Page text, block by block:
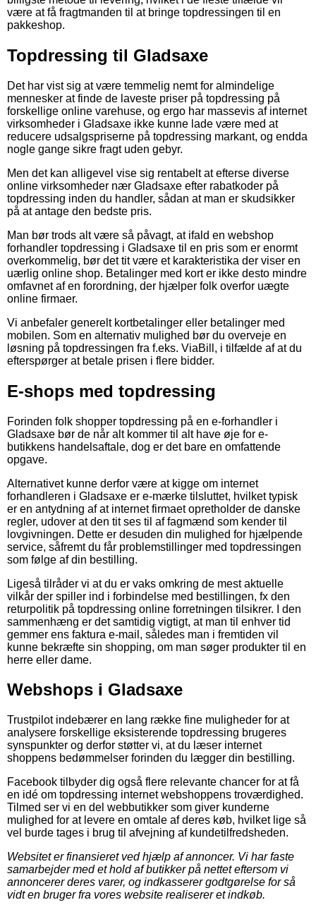
være at få fragtmanden til at bringe topdressingen til en
pakkeshop.
Topdressing til Gladsaxe
Det har vist sig at være temmelig nemt for almindelige
mennesker at finde de laveste priser på topdressing på
forskellige online varehuse, og ergo har massevis af internet
virksomheder i Gladsaxe ikke kunne lade være med at
reducere udsalgspriserne på topdressing markant, og endda
nogle gange sikre fragt uden gebyr.
Men det kan alligevel vise sig rentabelt at efterse diverse
online virksomheder nær Gladsaxe efter rabatkoder på
topdressing inden du handler, sådan at man er skudsikker
på at antage den bedste pris.
Man bør trods alt være så påvagt, at ifald en webshop
forhandler topdressing i Gladsaxe til en pris som er enormt
overkommelig, bør det tit være et karakteristika der viser en
uærlig online shop. Betalinger med kort er ikke desto mindre
omfavnet af en forordning, der hjælper folk overfor uægte
online firmaer.
Vi anbefaler generelt kortbetalinger eller betalinger med
mobilen. Som en alternativ mulighed bør du overveje en
løsning på topdressingen fra f.eks. ViaBill, i tilfælde af at du
efterspørger at betale prisen i flere bidder.
E-shops med topdressing
Forinden folk shopper topdressing på en e-forhandler i
Gladsaxe bør de når alt kommer til alt have øje for e-
butikkens handelsaftale, dog er det bare en omfattende
opgave.
Alternativet kunne derfor være at kigge om internet
forhandleren i Gladsaxe er e-mærke tilsluttet, hvilket typisk
er en antydning af at internet firmaet opretholder de danske
regler, udover at den tit ses til af fagmænd som kender til
lovgivningen. Dette er desuden din mulighed for hjælpende
service, såfremt du får problemstillinger med topdressingen
som følge af din bestilling.
Ligeså tilråder vi at du er vaks omkring de mest aktuelle
vilkår der spiller ind i forbindelse med bestillingen, fx den
returpolitik på topdressing online forretningen tilsikrer. I den
sammenhæng er det samtidig vigtigt, at man til enhver tid
gemmer ens faktura e-mail, således man i fremtiden vil
kunne bekræfte sin shopping, om man søger produkter til en
herre eller dame.
Webshops i Gladsaxe
Trustpilot indebærer en lang række fine muligheder for at
analysere forskellige eksisterende topdressing brugeres
synspunkter og derfor støtter vi, at du læser internet
shoppens bedømmelser forinden du lægger din bestilling.
Facebook tilbyder dig også flere relevante chancer for at få
en idé om topdressing internet webshoppens troværdighed.
Tilmed ser vi en del webbutikker som giver kunderne
mulighed for at levere en omtale af deres køb, hvilket lige så
vel burde tages i brug til afvejning af kundetilfredsheden.
Websitet er finansieret ved hjælp af annoncer. Vi har faste
samarbejder med et hold af butikker på nettet eftersom vi
annoncerer deres varer, og indkasserer godtgørelse for så
vidt en bruger fra vores website realiserer et indkøb.